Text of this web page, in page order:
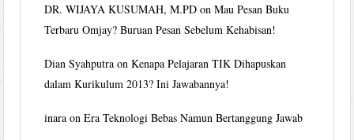
DR. WIJAYA KUSUMAH, M.PD onMau Pesan Buku
Terbaru Omjay? Buruan Pesan Sebelum Kehabisan!
Dian Syahputra onKenapa Pelajaran TIK Dihapuskan
dalam Kurikulum 2013? Ini Jawabannya!
inara onEra Teknologi Bebas Namun Bertanggung Jawab